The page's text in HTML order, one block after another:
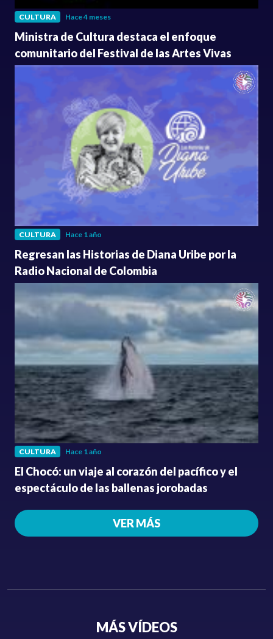
CULTURA Hace 4 meses
Ministra de Cultura destaca el enfoque
comunitario del Festival de las Artes Vivas
CULTURA Hace 1 año
Regresan las Historias de Diana Uribe por la
Radio Nacional de Colombia
CULTURA Hace 1 año
El Chocó: un viaje al corazón del pacífico y el
espectáculo de las ballenas jorobadas
VER MÁS
MÁS VÍDEOS